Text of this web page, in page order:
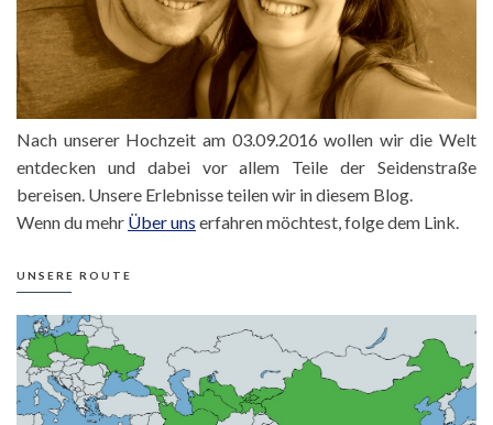
Nach unserer Hochzeit am 03.09.2016 wollen wir die Welt
entdecken und dabei vor allem Teile der Seidenstraße
bereisen. Unsere Erlebnisse teilen wir in diesem Blog.
Wenn du mehr Über uns erfahren möchtest, folge dem Link.
UNSERE ROUTE